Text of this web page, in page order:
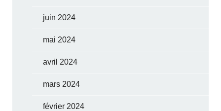
juin 2024
mai 2024
avril 2024
mars 2024
février 2024